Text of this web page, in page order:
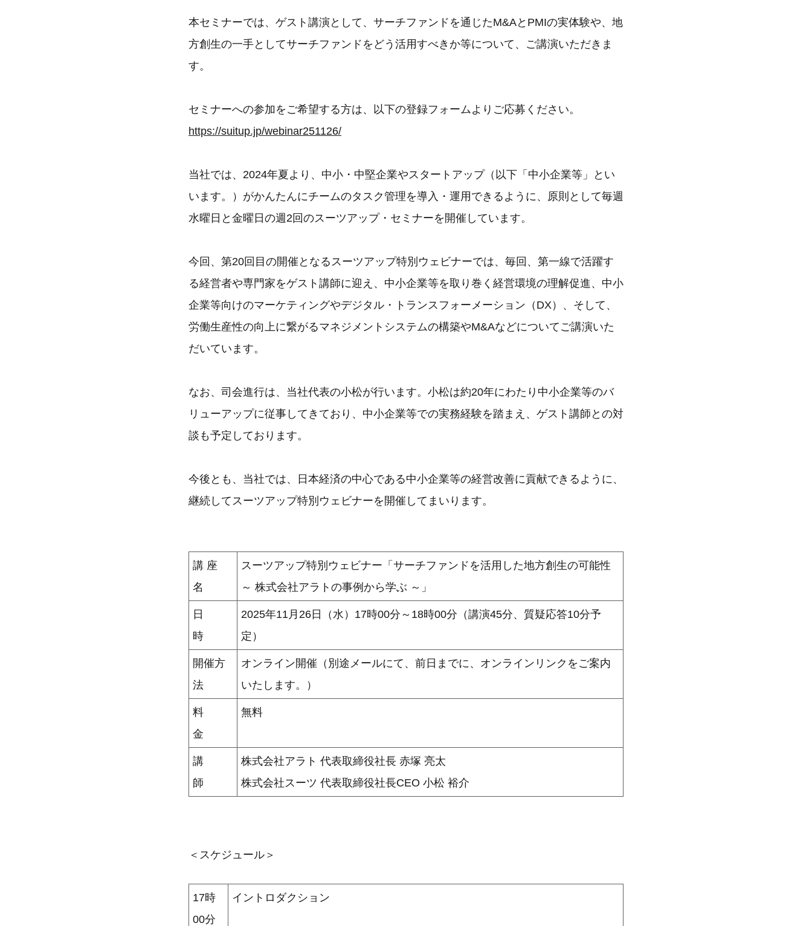
本セミナーでは、ゲスト講演として、サーチファンドを通じたM&AとPMIの実体験や、地
方創生の一手としてサーチファンドをどう活用すべきか等について、ご講演いただきま
す。
セミナーへの参加をご希望する方は、以下の登録フォームよりご応募ください。
https://suitup.jp/webinar251126/
当社では、2024年夏より、中小・中堅企業やスタートアップ（以下「中小企業等」とい
います。）がかんたんにチームのタスク管理を導入・運用できるように、原則として毎週
水曜日と金曜日の週2回のスーツアップ・セミナーを開催しています。
今回、第20回目の開催となるスーツアップ特別ウェビナーでは、毎回、第一線で活躍す
る経営者や専門家をゲスト講師に迎え、中小企業等を取り巻く経営環境の理解促進、中小
企業等向けのマーケティングやデジタル・トランスフォーメーション（DX）、そして、
労働生産性の向上に繋がるマネジメントシステムの構築やM&Aなどについてご講演いた
だいています。
なお、司会進行は、当社代表の小松が行います。小松は約20年にわたり中小企業等のバ
リューアップに従事してきており、中小企業等での実務経験を踏まえ、ゲスト講師との対
談も予定しております。
今後とも、当社では、日本経済の中心である中小企業等の経営改善に貢献できるように、
継続してスーツアップ特別ウェビナーを開催してまいります。
講 座
名
スーツアップ特別ウェビナー「サーチファンドを活用した地方創生の可能性
～ 株式会社アラトの事例から学ぶ ～」
日
時
2025年11月26日（水）17時00分～18時00分（講演45分、質疑応答10分予
定）
開催方
法
オンライン開催（別途メールにて、前日までに、オンラインリンクをご案内
いたします。）
料
金
無料
講
師
株式会社アラト 代表取締役社長 赤塚 亮太
株式会社スーツ 代表取締役社長CEO 小松 裕介
＜スケジュール＞
17時
00分
イントロダクション